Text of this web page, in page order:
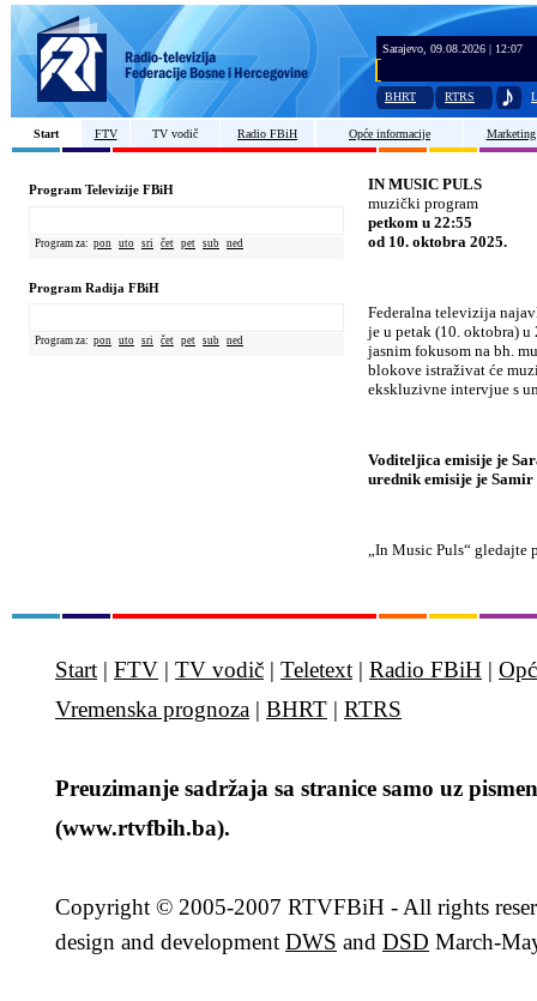
Sarajevo, 09.08.2026 | 12:07
BHRT RTRS
Start FTV TV vodič Radio FBiH Opće informacije Marketing
Program Televizije FBiH
Program za: pon uto sri čet pet sub ned
Program Radija FBiH
Program za: pon uto sri čet pet sub ned
IN MUSIC PULS
muzički program
petkom u 22:55
od 10. oktobra 2025.
Federalna televizija
je u petak (10. oktobra)
jasnim fokusom na bh.
blokove istraživat će
ekskluzivne intervjue s
Voditeljica emisije je
urednik emisije je Samir
„In Music Puls“ gledajte
Start | FTV | TV vodič | Teletext | Radio FBiH |
Vremenska prognoza | BHRT | RTRS
Preuzimanje sadržaja sa stranice samo uz
(www.rtvfbih.ba).
Copyright © 2005-2007 RTVFBiH - All rights
design and development DWS and DSD March-